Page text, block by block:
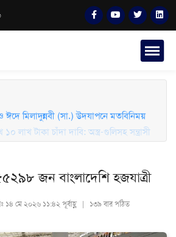
লাখ টাকা চাঁদা দাবি: অস্ত্র-গুলিসহ সন্ত্রাসী
মিলাদুন্নবী (সা.) উদযাপনে মতবিনিময়
জন বাংলাদেশি হজযাত্রী
১৪ মে ২০২৬ ১১:৪২ পূর্বাহ্ণ | ১৩৯ বার পঠিত